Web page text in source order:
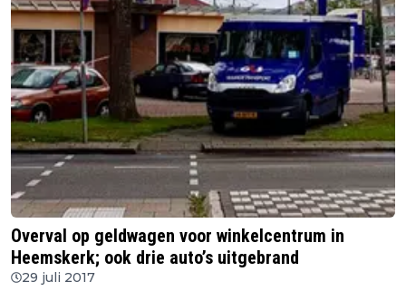
Overval op geldwagen voor winkelcentrum in
Heemskerk; ook drie auto’s uitgebrand
29 juli 2017